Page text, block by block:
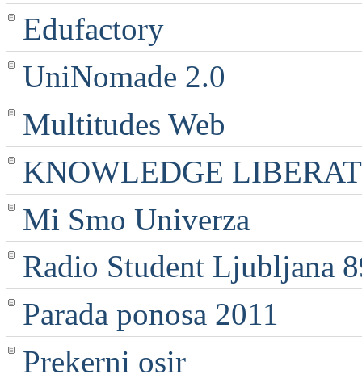
Edufactory
UniNomade 2.0
Multitudes Web
KNOWLEDGE
Mi Smo Univerza
Radio Student Ljubljana
Parada ponosa 2011
Prekerni osir